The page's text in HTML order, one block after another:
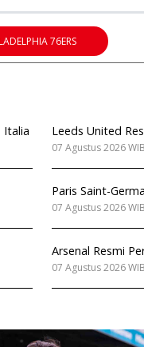
76ERS
Italia Leeds United
07 Agustus 2026 WIB
Paris Saint-
07 Agustus 2026 WIB
Arsenal Resmi
07 Agustus 2026 WIB